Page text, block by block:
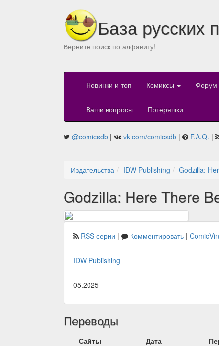
База русских
Верните поиск по алфавиту!
Новинки и топ Комиксы Форум
Ваши вопросы Потеряшки
@comicsdb | vk.com/comicsdb | F.A.Q. |
Издательства IDW Publishing Godzilla:
Godzilla: Here There
RSS серии | Комментировать |
IDW Publishing
05.2025
Переводы
Сайты Дата